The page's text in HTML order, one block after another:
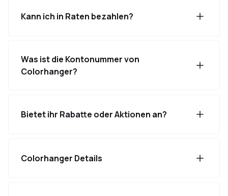
Kann ich in Raten bezahlen?
Was ist die Kontonummer von
Colorhanger?
Bietet ihr Rabatte oder Aktionen an?
Colorhanger Details